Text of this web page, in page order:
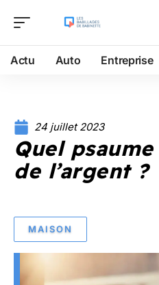
Actu Auto Entreprise
24 juillet 2023
Quel
de l’argent ?
MAISON